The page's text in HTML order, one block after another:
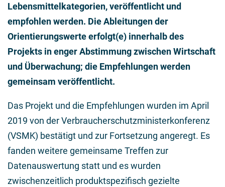
Lebensmittelkategorien, veröffentlicht und
empfohlen werden. Die Ableitungen der
Orientierungswerte erfolgt(e) innerhalb des
Projekts in enger Abstimmung zwischen Wirtschaft
und Überwachung; die Empfehlungen werden
gemeinsam veröffentlicht.
Das Projekt und die Empfehlungen wurden im April
2019 von der Verbraucherschutzministerkonferenz
(VSMK) bestätigt und zur Fortsetzung angeregt. Es
fanden weitere gemeinsame Treffen zur
Datenauswertung statt und es wurden
zwischenzeitlich produktspezifisch gezielte